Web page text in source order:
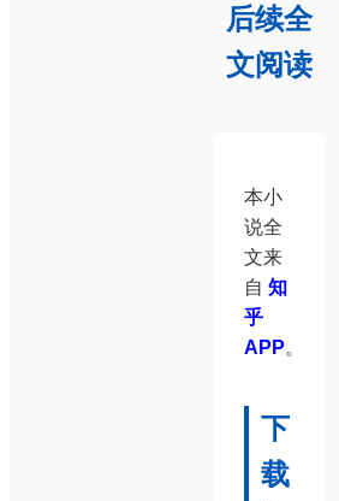
后续全
文阅读
本小
说全
文来
自 知
乎
APP。
下
载